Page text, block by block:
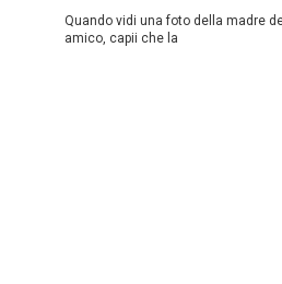
Quando vidi una foto della madre
amico, capii che la